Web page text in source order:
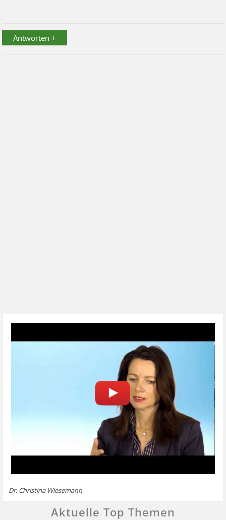
Antworten +
Dr. Christina Wiesemann
Aktuelle Top Themen